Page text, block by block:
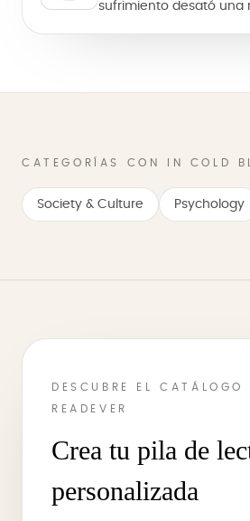
sufrimiento desató una
CATEGORÍAS CON IN COLD
Society & Culture Psychology
DESCUBRE EL CATÁLOGO
READEVER
Crea tu pila de
personalizada